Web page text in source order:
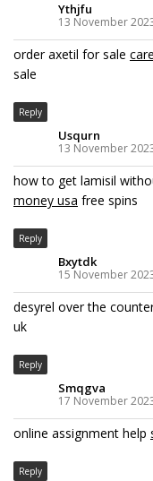
Ythjfu
13 November
order axetil for sale
sale
Reply
Usqurn
13 November
how to get lamisil
money usa free spins
Reply
Bxytdk
15 November
desyrel over the
uk
Reply
Smqgva
17 November
online assignment help
Reply